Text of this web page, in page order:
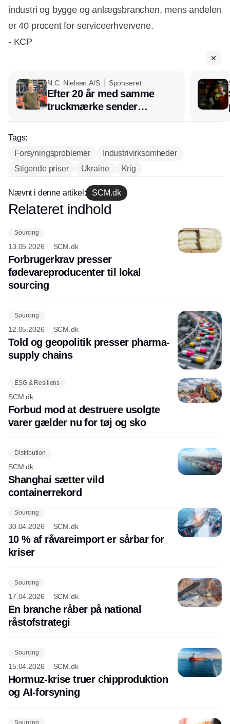
industri og bygge og anlægsbranchen, mens andelen
er 40 procent for serviceerhvervene.
- KCP
N.C. Nielsen A/S Sponseret
Efter 20 år med samme
truckmærke sender
lagerchef stafetten videre
Tags:
Forsyningsproblemer
Industrivirksomheder
Stigende priser
Ukraine Krig
Nævnt i denne artikel: SCM.dk
Annonce
Relateret indhold
Sourcing
13.05.2026 SCM.dk
Forbrugerkrav presser
fødevareproducenter til lokal
sourcing
Sourcing
12.05.2026 SCM.dk
Told og geopolitik presser pharma-
supply chains
ESG & Resiliens
SCM.dk
Forbud mod at destruere usolgte
varer gælder nu for tøj og sko
Distribution
SCM.dk
Shanghai sætter vild
containerrekord
Sourcing
30.04.2026 SCM.dk
10 % af råvareimport er sårbar for
kriser
Sourcing
17.04.2026 SCM.dk
En branche råber på national
råstofstrategi
Sourcing
15.04.2026 SCM.dk
Hormuz-krise truer chipproduktion
og AI-forsyning